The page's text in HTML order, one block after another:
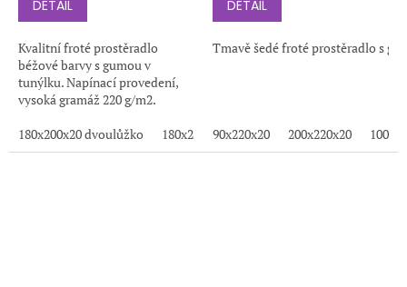
DETAIL
Kvalitní froté prostěradlo
béžové barvy s gumou v
tunýlku. Napínací provedení,
vysoká gramáž 220 g/m2.
materiál pro pohodlný spánek.
180x200x20 dvoulůžko 180x220x20 90x200x20 jednolůžko
DETAIL
Tmavě šedé froté prostěradlo s
90x220x20 200x220x20